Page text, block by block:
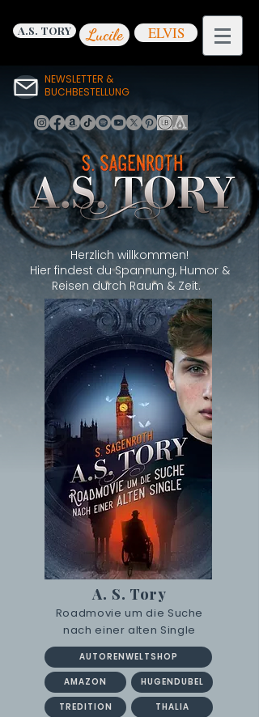
A.S. TORY Lucile ELVIS
NEWSLETTER &
BUCHBESTELLUNG
Herzlich willkommen!
Hier findest du Spannung, Humor &
Reisen durch Raum & Zeit.
A. S. Tory
Roadmovie um die Suche
nach einer alten Single
AUTORENWELTSHOP
AMAZON HUGENDUBEL
TREDITION THALIA